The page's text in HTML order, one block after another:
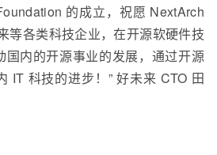
的成立，祝愿 NextArch
等各类科技企业，在开源软硬件技
国内的开源事业的发展，通过开源
IT 科技的进步！” 好未来 CTO 田